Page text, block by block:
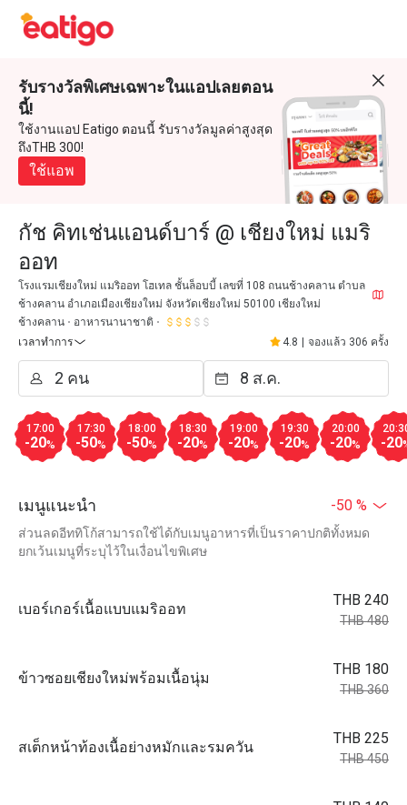
รับรางวัลพิเศษเฉพาะในแอปเลยตอน
นี้!
ใช้งานแอป Eatigo ตอนนี้ รับรางวัลมูลค่าสูงสุด
ถึงTHB 300!
ใช้แอพ
กัช คิทเช่นแอนด์บาร์ @ เชียงใหม่ แมริ
ออท
โรงแรมเชียงใหม่ แมริออท โฮเทล ชั้นล็อบบี้ เลขที่ 108 ถนนช้างคลาน ตำบล
ช้างคลาน อำเภอเมืองเชียงใหม่ จังหวัดเชียงใหม่ 50100 เชียงใหม่
ช้างคลาน
อาหารนานาชาติ
เวลาทำการ
4.8 จองแล้ว 306 ครั้ง
17:00
-20%
17:30
-50%
18:00
-50%
18:30
-20%
19:00
-20%
19:30
-20%
20:00
-20% -20
เมนูแนะนำ -50 %
ส่วนลดอีททิโก้สามารถใช้ได้กับเมนูอาหารที่เป็นราคาปกติทั้งหมด
ยกเว้นเมนูที่ระบุไว้ในเงื่อนไขพิเศษ
เบอร์เกอร์เนื้อแบบแมริออท
THB 240
THB 480
ข้าวซอยเชียงใหม่พร้อมเนื้อนุ่ม
THB 180
THB 360
สเต็กหน้าท้องเนื้อย่างหมักและรมควัน
THB 225
THB 450